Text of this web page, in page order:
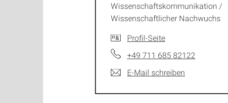
Wissenschaftskommunikation /
Wissenschaftlicher Nachwuchs
Profil-Seite
+49 711 685 82122
E-Mail schreiben